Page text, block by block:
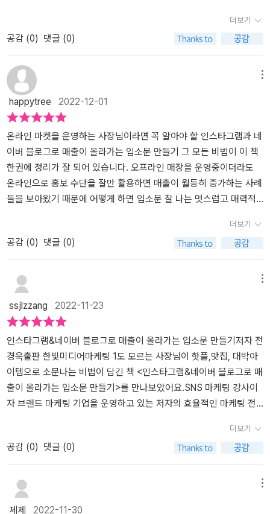
은 알지만 체계적인 부분을 잘 모르겠다면 이 책을 추천한다. 왕초보
일 때는 물어볼 때도 마땅치 않고 미안하고 챙피해서 그냥 아는체 하
고 넘어가는 경우가 많은데 이 책은 그런 부분들을 잘 챙겨준다.네이
버 블로그와 인스타그램 계정을 만들고 방문자를 늘리는 것부터 시작
하자. 이 책이 안내하는 방법대로 따라만 해도 팔로우 500명 만들기
는 금방 이루어질 듯 하다. 이 책을 읽고 모두 실천하고 나면 중급으로
나아가고 있는 자신을 발견할 것이다.* 출판사로부터 책을 제공받아
감사하게 읽고 주관적인 의견을 적었습니다.
이는 제목짓기까지방문자를 만족시키는 본문 작성법까지 노하우가
세세하게 나와있어서 좋았지요.요즘 누구나가 하나쯤 갖고 있는 SNS
을 통해서 자신만의 개성있는SNS을 만들어보면 어떨까 한다.책 한
권을 통해서 깔알같은 팁들이 속시원하게 나와 정리 되어서 알짜책이
아닐까 한다.[해당 출판사로부터 제공받아 주관적인 견해로 작성하였
습니다]
팅을 시작하면 내일부터 효과를 볼수 있다는기대감을 심어주지도 않
습니다.SNS 마케팅으로 좋은 결과를 만드는 가장 확실한 방법은마케
팅을 공부하는 것이 아니라 고객과 매일매일 관계를 맺는 것이기 때
문입니다좋은 SNS 마케팅 강의는 수강생이 강의를 들은 후 작은 일
이라도즉시 행동하게 만드는 힘이 있어야 한다고 생각합니다.— 작가
의 말 中SNS 의 특징이 서로 달라 인스타그램이 유리한 업종이 있고
네이버 블로그가 유리한 업종이 있다. 인스타그램에는 뷰티, 의류, 잡
화등의 서비스 업종이 유리하고 요식, 카페, 식당, 술집 등의 업종이
유리하다. 네이버 블로그에는 직접 체험을 해보고 후기를 적는 후기
성 콘텐츠가 좋다. 일상생활에서 알아두면 좋은 팁이나 노하우등을
제공하는 정보성 콘텐츠가 좋다. 후기성 콘텐츠는 체험을 통해 제품,
서비스, 매장을 간접적으로 홍보할수 있다. 정보성 콘텐츠는 시사, 상
핵심 키워드가 있다. 이것을 잘 지켜서 운영해야 한다. 지속성, 일관
성, 브랜딩이다. 페르소나도 다루고 있는데 마케팅 타깃으로 설정한
가상의 고객을 의미한다. 페르소나 분석을 통해 고객이 원하는 것이
무엇이고, 어떤 서비스를 제공하면 좋아할지 추측해 볼수 있다. 소비
자의 니즈를 적절히 공략하는 것이 중요하다. 소비자의 니즈에 맞는
서비스라면 소비자는 지갑을 열 가능성이 높다.​​인스타그램에는 개인
용 계정과 프로페셔널 계정이 있다. 프로페셔널 계정에는 광고를 할
수 있고 채널 운영에 도움이 되는 여러 정보를 볼수 있기 때문에 브랜
드 마케팅이나 홍보 목적으로 적합하다. 특별한 조건없이 개인용 계
정에서 프로페셔널 계정으로 전환이 가능하다. 프로페셔널 계정은 크
리에이터 와 비즈니스용으로 나뉘는데 다른 점은 크리에어터 계정은
공인, 작가, 모델, 인플루언서에게 적합하고 비즈니스 계정은 가게, 브
리그 라는 앱에서 제휴 마케팅을 하고 있다. 제휴 마케팅에 대해서 아
주 간단히 설명하면 다른 회사나 사람의 제품이나 서비스를 홍보해
줌으로써 링크를 통해 구매가 이뤄지면 그 이윤에 따른 이뤄진 커미
션을 받는 방법이다. 지금은 커머스리그 앱 안에서만 홍보를 하고 있
지만 인스타그램이나 네이버블로그 앱을 통해서 확장하면 지금보다
더보기
공감 (0) 댓글 (0)
happytree 2022-12-01
온라인 마켓을 운영하는 사장님이라면 꼭 알아야 할 인스타그램과 네
이버 블로그로 매출이 올라가는 입소문 만들기 그 모든 비법이 이 책
한권에 정리가 잘 되어 있습니다. 오프라인 매장을 운영중이더라도
온라인으로 홍보 수단을 잘만 활용하면 매출이 월등히 증가하는 사례
들을 보아왔기 때문에 어떻게 하면 입소문 잘 나는 멋스럽고 매력적
로 이 책을 읽어보았습니다. 매력적인 게시글이 되려면 일단 눈에 보
이는 사진부터 느낌적인 느낌으로 요즘 사람들 눈에 예뻐 보이도록
잘 찍는 스킬부터가 필요한데 책에서 여러 구도를 잡는 방법이나 소
품을 활용한 감성적인 느낌을 보고 많이 따라해보면 좋을것 같습니
다. 실용적인 스킬을 바로 적용해볼 수 있도록 현재 가장 핫한 인스타
그램이나 네이버 블로그를 예시로 들어 직접 눈으로 보고 공부할 수
있어 좋았습니다. 인스타그램에서 중요한 감성적인 사진 잘 찍는 방
법이나 효과적인 해시태그, 따라오는 문구들이 너무 많지도 적지도
않게 제품 홍보에 충실한 글이 되도록 다듬을 수 있어서 유용했습니
다. 같은 제품이라도 어떻게 사진으로 보여지는가에 따라서 매력도는
천차만별로 달라지기 때문에 소비자 입장에서도 예쁘게 잘 꾸며져있
는 제품을 구매하고 싶지 정돈이 안된 제품에는 눈길이 잘 가지 않죠.
지 전부 다 들어있어서 이렇게 다 알려줘도 될까 싶을 정도로 너무 만
족스러웠습니다. 꼭 장사만을 위한 마케팅이 아니어도 개인적인 블로
그를 더 키워보고자 할 때, 인스타 팔로워를 높이고 싶을때 책에서 소
개한 내용들을 토대로 매력 어필을 하면 무조건 될것만 같은 느낌! 반
드시 입소문이 날것만 같은 느낌! 잘 가꾸어진 나만의 것을 창조할 때
더보기
공감 (0) 댓글 (0)
ssjlzzang 2022-11-23
인스타그램&네이버 블로그로 매출이 올라가는 입소문 만들기저자 전
경욱출판 한빛미디어​마케팅 1도 모르는 사장님이 핫플,맛집, 대박아
이템으로 소문나는 비법이 담긴 책 <인스타그램&네이버 블로그로 매
출이 올라가는 입소문 만들기>를 만나보았어요.SNS 마케팅 강사이
자 브랜드 마케팅 기업을 운영하고 있는 저자의 효율적인 마케팅 전
분들은 자신의 사업을 홍보하기위해페이스북, 인스타그램, 유튜브,
틱톡 등 SNS를 많이 활용하고 계시지요.누구나 시작할수있는 플랫폼
이지만 누구나 성공할수없는플랫폼이기도 한것같아요.그래서 업체를
통해 홍보를 하시는 분들도 많이 계시지만 아무래도 비용과 만족을
동시에 얻기란 힘들수도 있다고 생각해요.그럼 사업주가 직접 운영하
더보기
공감 (0) 댓글 (0)
제제 2022-11-30